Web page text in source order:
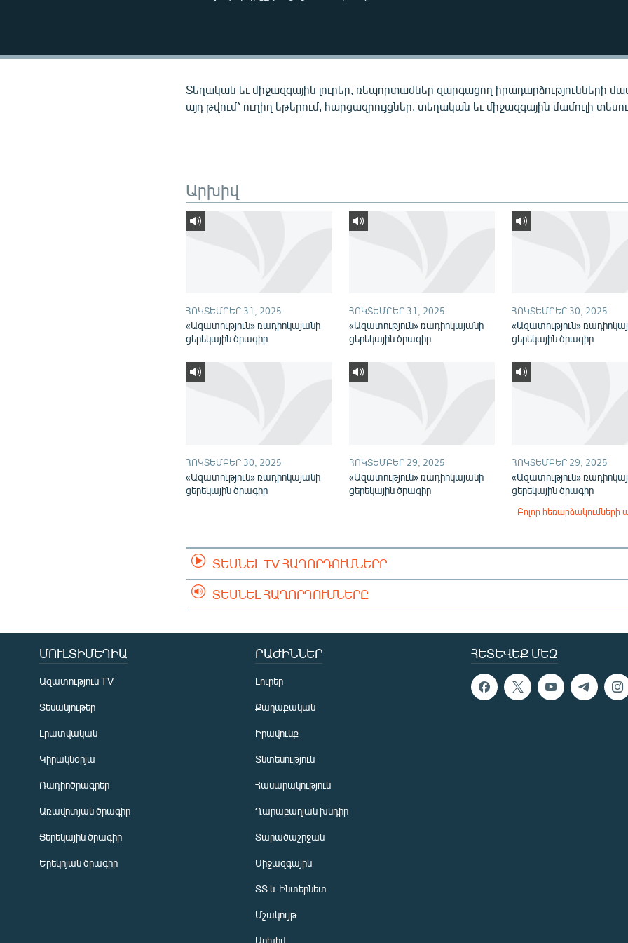
ՍՊՈՐՏ
Տեղական եւ միջազգային լուրեր, ռեպորտաժներ զարգացող իրադարձությունների
այդ թվում՝ ուղիղ եթերում, հարցազրույցներ, տեղական եւ միջազգային մամուլի
Արխիվ
ՀՈԿՏԵՄԲԵՐ 31, 2025
«Ազատություն» ռադիոկայանի
ցերեկային ծրագիր
ՀՈԿՏԵՄԲԵՐ 31, 2025
«Ազատություն» ռադիոկայանի
ցերեկային ծրագիր
ՀՈԿՏԵՄԲԵՐ 30, 2025
«Ազատություն»
ցերեկային ծրագիր
ՀՈԿՏԵՄԲԵՐ 30, 2025
«Ազատություն» ռադիոկայանի
ցերեկային ծրագիր
ՀՈԿՏԵՄԲԵՐ 29, 2025
«Ազատություն» ռադիոկայանի
ցերեկային ծրագիր
ՀՈԿՏԵՄԲԵՐ 29, 2025
«Ազատություն»
ցերեկային ծրագիր
Բոլոր հեռարձակումների
ՏԵՍՆԵԼ TV ՀԱՂՈՐԴՈՒՄՆԵՐԸ
ՏԵՍՆԵԼ ՀԱՂՈՐԴՈՒՄՆԵՐԸ
ՀԵՏԵՎԵՔ ՄԵԶ
ՄՈՒԼՏԻՄԵԴԻԱ
Ազատություն TV
Տեսանյութեր
Լրատվական
Կիրակնօրյա
Ռադիոծրագրեր
Առավոտյան ծրագիր
Ցերեկային ծրագիր
Երեկոյան ծրագիր
ԲԱԺԻՆՆԵՐ
Լուրեր
Քաղաքական
Իրավունք
Տնտեսություն
Հասարակություն
Ղարաբաղյան խնդիր
Տարածաշրջան
Միջազգային
ՏՏ և Ինտերնետ
Մշակույթ
Արխիվ